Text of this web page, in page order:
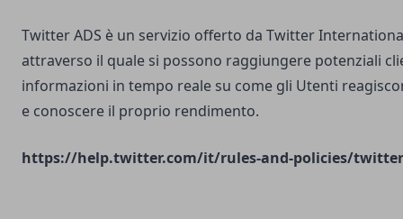
Twitter ADS è un servizio offerto da Twitter
attraverso il quale si possono raggiungere potenziali
informazioni in tempo reale su come gli Utenti
e conoscere il proprio rendimento.
https://help.twitter.com/it/rules-and-policies/